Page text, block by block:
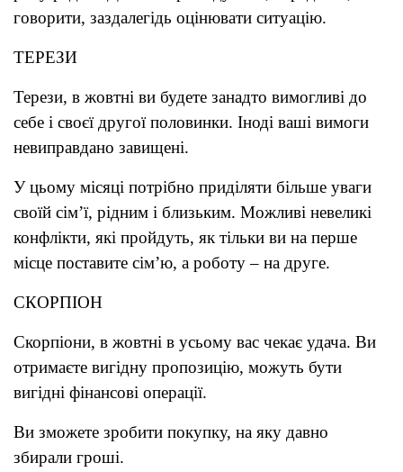
говорити, заздалегідь оцінювати ситуацію.
ТЕРЕЗИ
Терези, в жовтні ви будете занадто вимогливі до
себе і своєї другої половинки. Іноді ваші вимоги
невиправдано завищені.
У цьому місяці потрібно приділяти більше уваги
своїй сім’ї, рідним і близьким. Можливі невеликі
конфлікти, які пройдуть, як тільки ви на перше
місце поставите сім’ю, а роботу – на друге.
СКОРПІОН
Скорпіони, в жовтні в усьому вас чекає удача. Ви
отримаєте вигідну пропозицію, можуть бути
вигідні фінансові операції.
Ви зможете зробити покупку, на яку давно
збирали гроші.